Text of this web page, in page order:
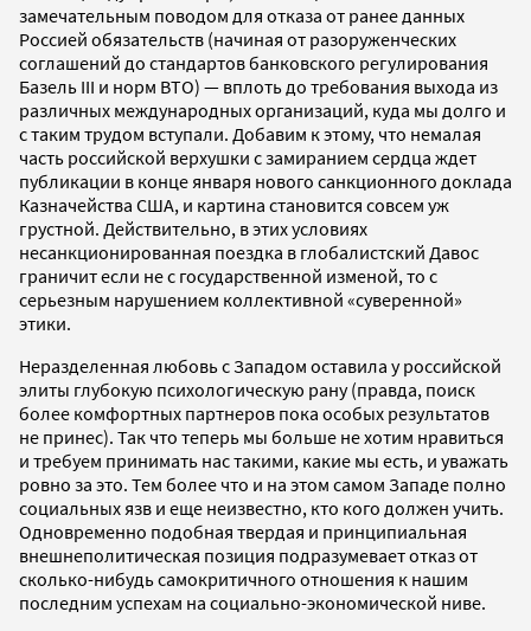
замечательным поводом для отказа от ранее данных
Россией обязательств (начиная от разоруженческих
соглашений до стандартов банковского регулирования
Базель III и норм ВТО) — вплоть до требования выхода из
различных международных организаций, куда мы долго и
с таким трудом вступали. Добавим к этому, что немалая
часть российской верхушки с замиранием сердца ждет
публикации в конце января нового санкционного доклада
Казначейства США, и картина становится совсем уж
грустной. Действительно, в этих условиях
несанкционированная поездка в глобалистский Давос
граничит если не с государственной изменой, то с
серьезным нарушением коллективной «суверенной»
этики.
Неразделенная любовь с Западом оставила у российской
элиты глубокую психологическую рану (правда, поиск
более комфортных партнеров пока особых результатов
не принес). Так что теперь мы больше не хотим нравиться
и требуем принимать нас такими, какие мы есть, и уважать
ровно за это. Тем более что и на этом самом Западе полно
социальных язв и еще неизвестно, кто кого должен учить.
Одновременно подобная твердая и принципиальная
внешнеполитическая позиция подразумевает отказ от
сколько-нибудь самокритичного отношения к нашим
последним успехам на социально-экономической ниве.